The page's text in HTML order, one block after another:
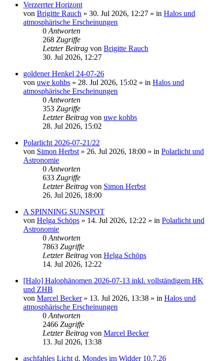
Verzerrter Horizont
von Brigitte Rauch » 30. Jul 2026, 12:27 » in Halos und
atmosphärische Erscheinungen
0 Antworten
268 Zugriffe
Letzter Beitrag von Brigitte Rauch
30. Jul 2026, 12:27
goldener Henkel 24-07-26
von uwe kohbs » 28. Jul 2026, 15:02 » in Halos und
atmosphärische Erscheinungen
0 Antworten
353 Zugriffe
Letzter Beitrag von uwe kohbs
28. Jul 2026, 15:02
Polarlicht 2026-07-21/22
von Simon Herbst » 26. Jul 2026, 18:00 » in Polarlicht und
Astronomie
0 Antworten
633 Zugriffe
Letzter Beitrag von Simon Herbst
26. Jul 2026, 18:00
A SPINNING SUNSPOT
von Helga Schöps » 14. Jul 2026, 12:22 » in Polarlicht und
Astronomie
0 Antworten
7863 Zugriffe
Letzter Beitrag von Helga Schöps
14. Jul 2026, 12:22
[Halo] Halophänomen 2026-07-13 inkl. vollständigem HK
und ZHB
von Marcel Becker» 13. Jul 2026, 13:38 » in Halos und
atmosphärische Erscheinungen
0 Antworten
2466 Zugriffe
Letzter Beitrag von Marcel Becker
13. Jul 2026, 13:38
aschfahles Licht d. Mondes im Widder 10.7.26